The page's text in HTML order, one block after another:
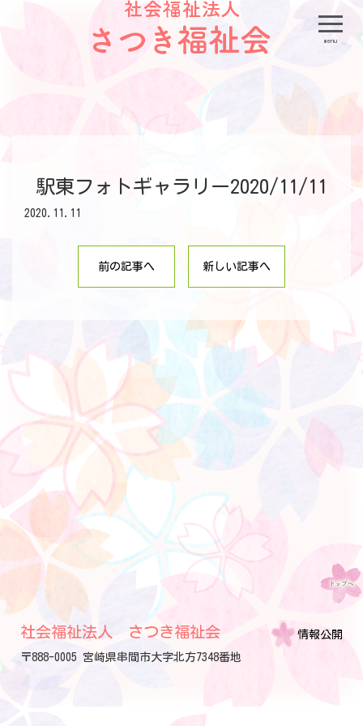
menu
駅東フォトギャラリー2020/11/11
2020.11.11
前の記事へ 新しい記事へ
社会福祉法人 さつき福祉会
〒888-0005 宮崎県串間市大字北方7348番地
情報公開